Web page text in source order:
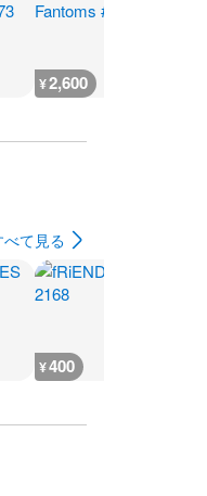
¥2,600
べて見る
¥400